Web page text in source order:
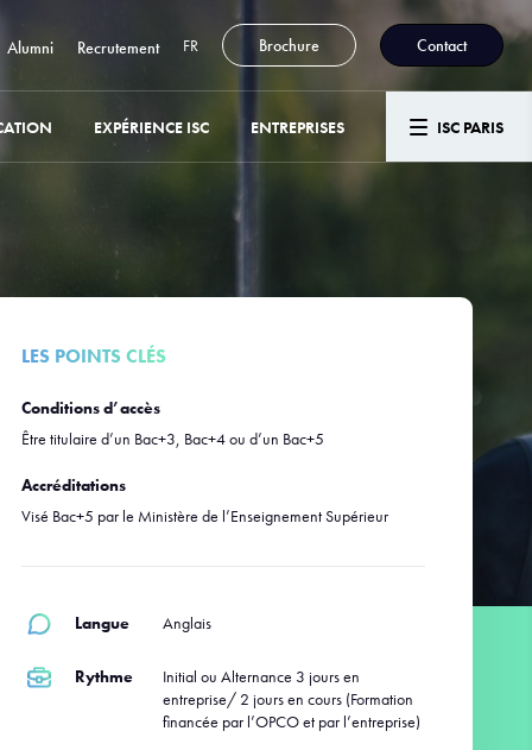
Alumni Recrutement FR Brochure Contact
EXPÉRIENCE ISC ENTREPRISES ISC PARIS
LES POINTS CLÉS
Conditions d’accès
Être titulaire d’un Bac+3, Bac+4 ou d’un Bac+5
Accréditations
Visé Bac+5 par le Ministère de l’Enseignement Supérieur
Langue Anglais
Rythme
Initial ou Alternance 3 jours en
entreprise/ 2 jours en cours (Formation
financée par l’OPCO et par l’entreprise)